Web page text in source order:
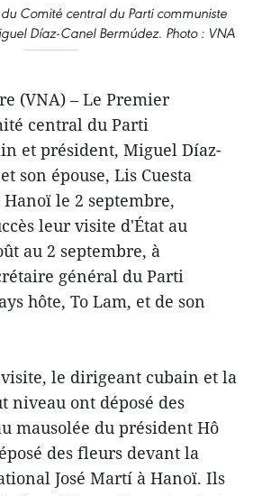
Comité central du Parti communiste
Díaz-Canel Bermúdez. Photo : VNA
(VNA) – Le Premier
central du Parti
et président, Miguel Díaz-
son épouse, Lis Cuesta
le 2 septembre,
leur visite d'État au
au 2 septembre, à
général du Parti
hôte, To Lam, et de son
le dirigeant cubain et la
niveau ont déposé des
mausolée du président Hô
des fleurs devant la
José Martí à Hanoï. Ils